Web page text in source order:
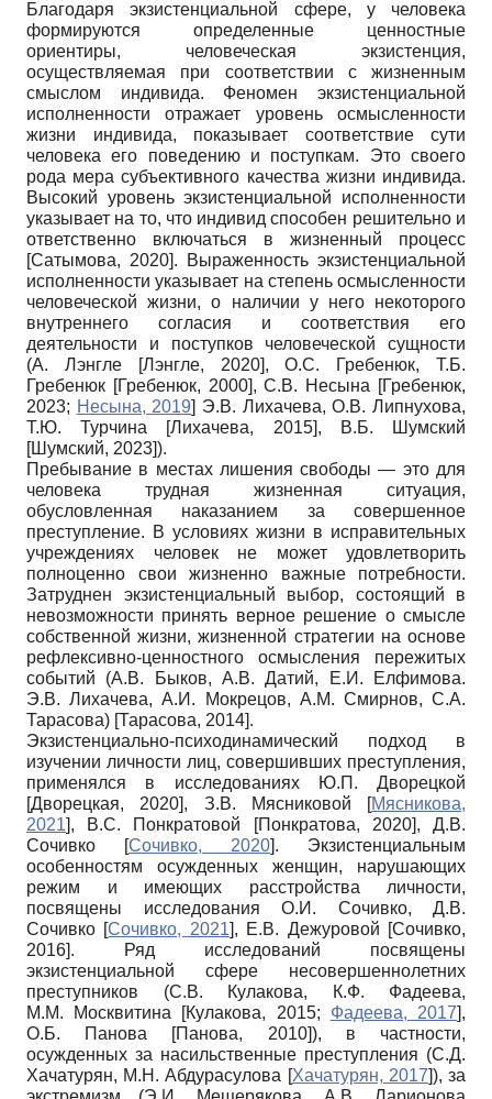
Благодаря экзистенциальной сфере, у человека
формируются определенные ценностные
ориентиры, человеческая экзистенция,
осуществляемая при соответствии с жизненным
смыслом индивида. Феномен экзистенциальной
исполненности отражает уровень осмысленности
жизни индивида, показывает соответствие сути
человека его поведению и поступкам. Это своего
рода мера субъективного качества жизни индивида.
Высокий уровень экзистенциальной исполненности
указывает на то, что индивид способен решительно и
ответственно включаться в жизненный процесс
[Сатымова, 2020]. Выраженность экзистенциальной
исполненности указывает на степень осмысленности
человеческой жизни, о наличии у него некоторого
внутреннего согласия и соответствия его
деятельности и поступков человеческой сущности
(А. Лэнгле
[Лэнгле, 2020], О.С. Гребенюк, Т.Б.
Гребенюк [Гребенюк, 2000], С.В. Несына [Гребенюк,
2023; Несына, 2019] Э.В. Лихачева, О.В. Липнухова,
Т.Ю. Турчина [Лихачева, 2015], В.Б. Шумский
[Шумский, 2023]).
Пребывание в местах лишения свободы — это для
человека трудная жизненная ситуация,
обусловленная наказанием за совершенное
преступление. В условиях жизни в исправительных
учреждениях человек не может удовлетворить
полноценно свои жизненно важные потребности.
Затруднен экзистенциальный выбор, состоящий в
невозможности принять верное решение о смысле
собственной жизни, жизненной стратегии на основе
рефлексивно-ценностного осмысления пережитых
событий (А.В. Быков, А.В. Датий, Е.И. Елфимова.
Э.В. Лихачева, А.И. Мокрецов, А.М. Смирнов, С.А.
Тарасова) [Тарасова, 2014].
Экзистенциально-психодинамический подход в
изучении личности лиц, совершивших преступления,
применялся в исследованиях Ю.П. Дворецкой
[Дворецкая, 2020], З.В. Мясниковой [Мясникова,
2021], В.С. Понкратовой [Понкратова, 2020], Д.В.
Сочивко
[Сочивко, 2020]. Экзистенциальным
особенностям осужденных женщин, нарушающих
режим и имеющих расстройства личности,
посвящены исследования О.И. Сочивко, Д.В.
Сочивко [Сочивко, 2021], Е.В. Дежуровой [Сочивко,
2016]. Ряд исследований посвящены
экзистенциальной сфере несовершеннолетних
преступников (С.В. Кулакова, К.Ф. Фадеева,
М.М. Москвитина [Кулакова, 2015; Фадеева, 2017],
О.Б. Панова [Панова, 2010]), в частности,
осужденных за насильственные преступления (С.Д.
Хачатурян, М.Н. Абдурасулова [Хачатурян, 2017]), за